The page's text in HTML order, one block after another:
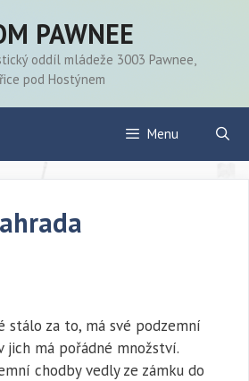
PAWNEE
oddíl mládeže 3003 Pawnee,
pod Hostýnem
Menu
stálo za to, má své podzemní
jich má pořádné množství.
chodby vedly ze zámku do